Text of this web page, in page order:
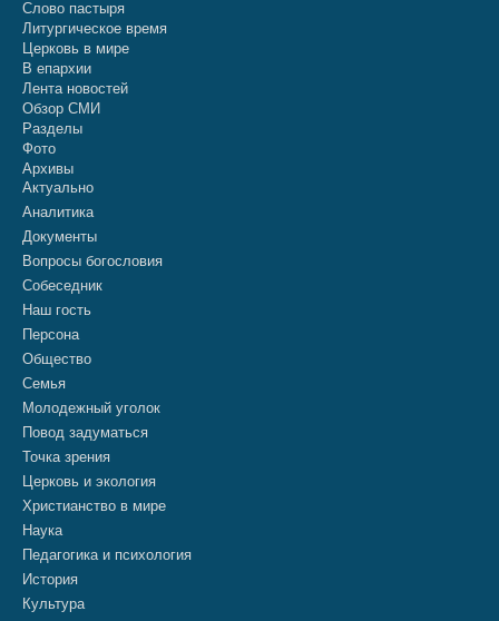
Слово пастыря
Литургическое время
Церковь в мире
В епархии
Лента новостей
Обзор СМИ
Разделы
Фото
Архивы
Актуально
Аналитика
Документы
Вопросы богословия
Собеседник
Наш гость
Персона
Общество
Семья
Молодежный уголок
Повод задуматься
Точка зрения
Церковь и экология
Христианство в мире
Наука
Педагогика и психология
История
Культура